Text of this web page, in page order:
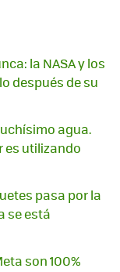
la NASA y los
después de su
agua.
es utilizando
pasa por la
se está
son 100%